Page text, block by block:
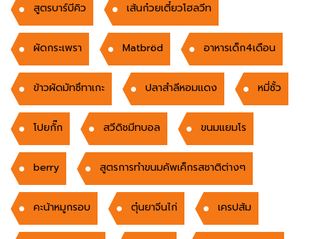
สูตรบาร์บีคิว เส้นก๋วยเตี๋ยวโฮลวีท
ผัดกระเพรา Matbröd อาหารเด็ก4เดือน
ข้าวผัดมัทซึทาเกะ ปลาสำลีหอมแดง หมี่ซั้ว
โปยกั๊ก สวีดิชมีทบอล ขนมแยมโร
berry สูตรการทำขนมคัพเค็กรสชาติต่างๆ
คะน้าหมูกรอบ ตุ๋นยาจีนไก่ เครปส้ม